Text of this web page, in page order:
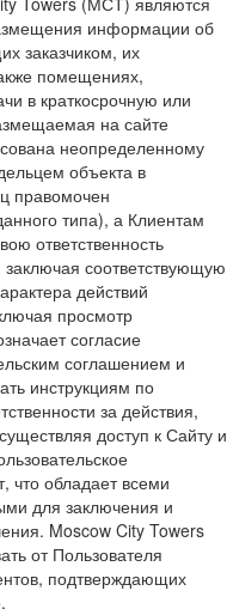
информации об
заказчиком, их
помещениях,
в краткосрочную или
на сайте
неопределенному
объекта в
правомочен
типа), а Клиентам
ответственность
соответствующую
действий
просмотр
согласие
соглашением и
инструкциям по
за действия,
доступ к Сайту и
что обладает всеми
для заключения и
Moscow City Towers
от Пользователя
подтверждающих